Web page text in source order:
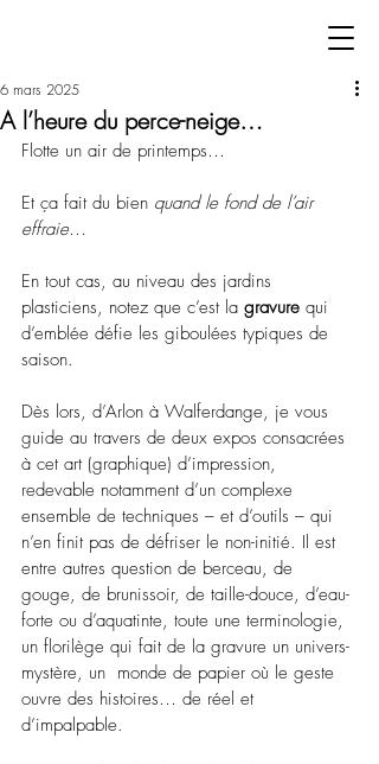
A l’heure du perce-neige…
6 mars 2025
Flotte un air de printemps…
Et ça fait du bien quand le fond de l’air
effraie…
En tout cas, au niveau des jardins
plasticiens, notez que c’est la gravure qui
d’emblée défie les giboulées typiques de
saison.
Dès lors, d’Arlon à Walferdange, je vous
guide au travers de deux expos consacrées
à cet art (graphique) d’impression,
redevable notamment d’un complexe
ensemble de techniques – et d’outils – qui
n’en finit pas de défriser le non-initié. Il est
entre autres question de berceau, de
gouge, de brunissoir, de taille-douce, d’eau-
forte ou d’aquatinte, toute une terminologie,
un florilège qui fait de la gravure un univers-
mystère, un  monde de papier où le geste
ouvre des histoires… de réel et
d’impalpable.